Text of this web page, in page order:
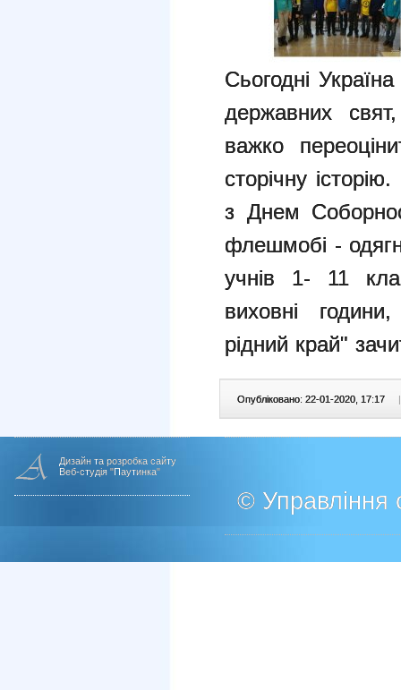
Сьогодні
державних
важко
сторічну
з Днем
флешмобі -
учнів 1- 11
виховні
рідний край"
Опубліковано: 22-01-2020, 17:17 |
Дизайн та розробка сайту
Веб-студія "Паутинка"
© Управління